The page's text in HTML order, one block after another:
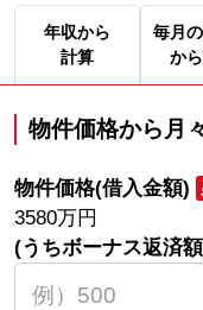
年収から
計算
毎月
か
物件価格から月
物件価格(借入金額)
3580万円
(うちボーナス返済